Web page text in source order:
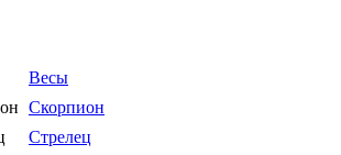
Весы
Скорпион
Стрелец